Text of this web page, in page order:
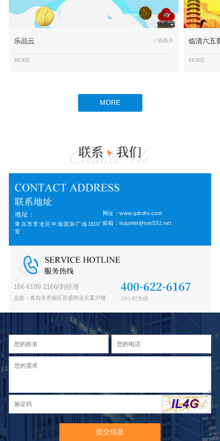
乐品云 / 动画片
MORE
临清六五
MORE
MORE
地址：
青岛市李沧区中海国际广场1807
室
网址：www.qdrdtv.com
邮箱：liujunlei@net532.net
186 6189 2166/刘经理
总部：青岛市市南区百盛商业大厦37楼 24小时热线